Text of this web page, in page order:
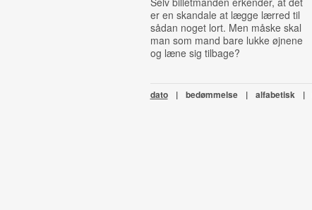
er en skandale at lægge lærred til
sådan noget lort. Men måske skal
man som mand bare lukke øjnene
og læne sig tilbage?
dato | bedømmelse | alfabetisk |